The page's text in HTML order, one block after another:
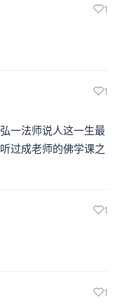
1
1
一法师说人这一生最
过成老师的佛学课之
1
1